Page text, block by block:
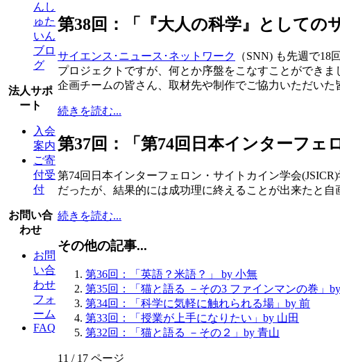
んし
ゅた
いん
ブロ
グ
法人サポ
ート
入会
案内
ご寄
付受
付
お問い合
わせ
お問
い合
わせ
フォ
ーム
FAQ
第38回：「『大人の科学』としての
サイエンス･ニュース･ネットワーク
（SNN) も先週で
プロジェクトですが、何とか序盤をこなすことができま
企画チームの皆さん、取材先や制作でご協力いただいた
続きを読む...
第37回：「第74回日本インターフェ
第74回日本インターフェロン・サイトカイン学会
だったが、結果的には成功理に終えることが出来たと
続きを読む...
その他の記事...
第36回：「英語？米語？」 by 小無
第35回：「猫と語る －その3 ファインマンの巻」
第34回：「科学に気軽に触れられる場」by 前
第33回：「授業が上手になりたい」by 山田
第32回：「猫と語る －その２」by 青山
11 / 17 ページ